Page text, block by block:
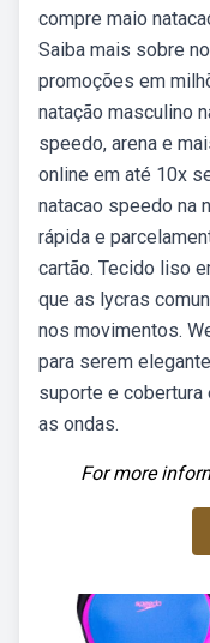
compre maio
Saiba mais sobre
promoções em
natação masculino
speedo, arena e
online em até 10x
natacao speedo na
rápida e
cartão. Tecido liso
que as lycras
nos movimentos.
para serem
suporte e cobertura
as ondas.
For more